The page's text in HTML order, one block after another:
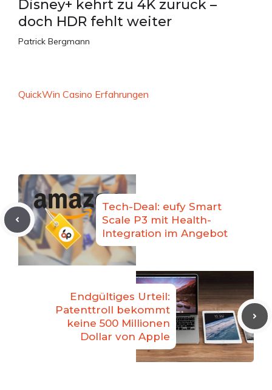
Disney+ kehrt zu 4K zurück –
doch HDR fehlt weiter
Patrick Bergmann
QuickWin Casino Erfahrungen
Tech-Deal: eufy Smart
Scale P3 mit Health-
Integration im Angebot
Endgültiges Urteil:
Patenttroll bekommt
keine 500 Millionen
Dollar von Apple